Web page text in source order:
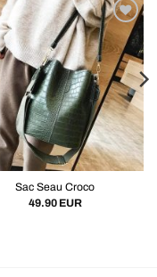
Sac Seau Croco
49.90 EUR